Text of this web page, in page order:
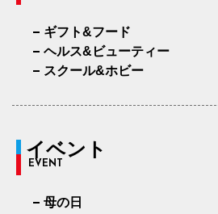
ギフト&フード
ヘルス&ビューティー
スクール&ホビー
イベント
EVENT
母の日